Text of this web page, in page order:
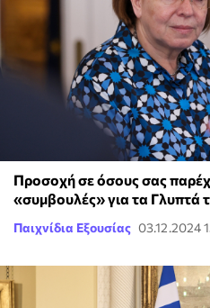
Προσοχή σε όσους σας
«συμβουλές» για τα Γλυπτά
Παιχνίδια Εξουσίας 03.12.2024